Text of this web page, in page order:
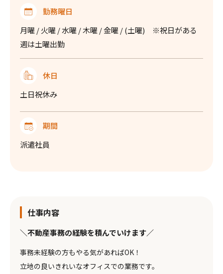
勤務曜日
月曜 / 火曜 / 水曜 / 木曜 / 金曜 / (土曜) ※祝日がある
週は土曜出勤
休日
土日祝休み
期間
派遣社員
仕事内容
＼不動産事務の経験を積んでいけます／
事務未経験の方もやる気があればOK！
立地の良いきれいなオフィスでの業務です。